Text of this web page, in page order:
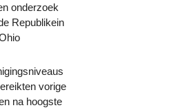
onderzoek
Republikein
vorige
na hoogste